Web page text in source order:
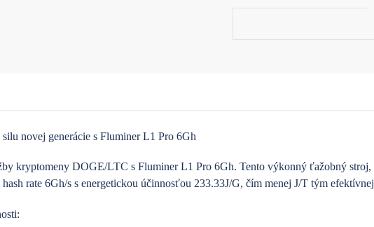
novej generácie s Fluminer L1 Pro 6Gh
kryptomeny DOGE/LTC s Fluminer L1 Pro 6Gh. Tento výkonný ťažobný
rate 6Gh/s s energetickou účinnosťou 233.33J/G, čím menej J/T tým